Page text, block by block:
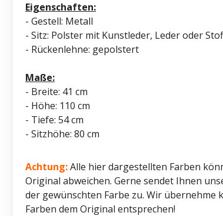
Eigenschaften:
- Gestell: Metall
- Sitz: Polster mit Kunstleder, Leder oder
- Rückenlehne: gepolstert
Maße:
- Breite: 41 cm
- Höhe: 110 cm
- Tiefe: 54 cm
- Sitzhöhe: 80 cm
Achtung:Alle hier dargestellten Farben
Original abweichen. Gerne sendet Ihnen
der gewünschten Farbe zu. Wir übernehme
Farben dem Original entsprechen!